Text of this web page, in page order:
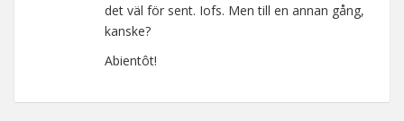
det väl för sent. Iofs. Men till en annan gång,
kanske?
Abientôt!